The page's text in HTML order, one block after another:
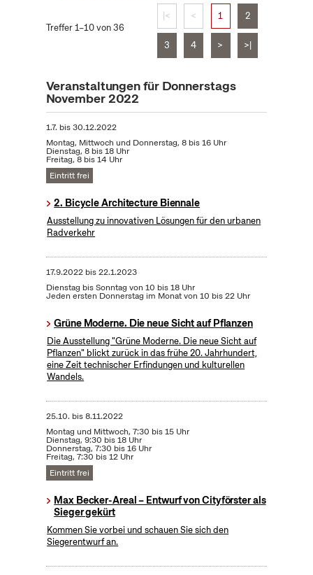
Treffer 1–10 von 36
|< < 1 2
3 4 > >|
Veranstaltungen für Donnerstags
November 2022
1.7. bis30.12.2022
Montag, Mittwoch und Donnerstag, 8 bis 16 Uhr
Dienstag, 8 bis 18 Uhr
Freitag, 8 bis 14 Uhr
Eintritt frei
2. Bicycle Architecture Biennale
Ausstellung zu innovativen Lösungen für den urbanen
Radverkehr
17.9.2022bis22.1.2023
Dienstag bis Sonntag von 10 bis 18 Uhr
Jeden ersten Donnerstag im Monat von 10 bis 22 Uhr
Grüne Moderne. Die neue Sicht auf Pflanzen
Die Ausstellung "Grüne Moderne. Die neue Sicht auf
Pflanzen" blickt zurück in das frühe 20. Jahrhundert,
eine Zeit technischer Erfindungen und kulturellen
Wandels.
25.10. bis8.11.2022
Montag und Mittwoch, 7:30 bis 15 Uhr
Dienstag, 9:30 bis 18 Uhr
Donnerstag, 7:30 bis 16 Uhr
Freitag, 7:30 bis 12 Uhr
Eintritt frei
Max Becker-Areal – Entwurf von Cityförster als
Sieger gekürt
Kommen Sie vorbei und schauen Sie sich den
Siegerentwurf an.